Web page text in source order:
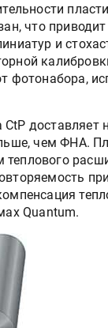
что
и
доставляет
чем ФНА.
Quantum.